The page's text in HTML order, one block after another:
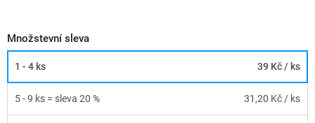
Množstevní sleva
1 - 4 ks 39 Kč/ ks
5 - 9 ks = sleva 20 % 31,20 Kč/ ks